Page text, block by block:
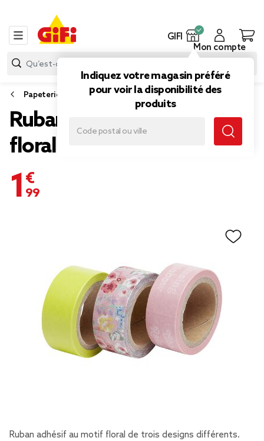
GIFI
Indiquez votre magasin préféré
pour voir la disponibilité des
produits
Mon compte
Papeterie et fournitures bureau
Ruban adhésif x3 motif
floral
1,99 €
Ruban adhésif au motif floral de trois designs différents.